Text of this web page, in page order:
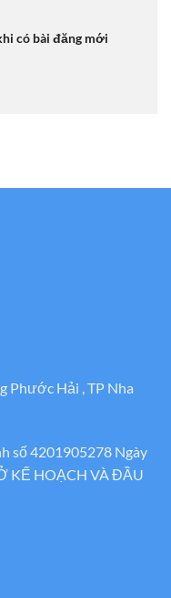
có bài đăng mới
Phước Hải , TP Nha
số 4201905278 Ngày
KẾ HOẠCH VÀ ĐẦU